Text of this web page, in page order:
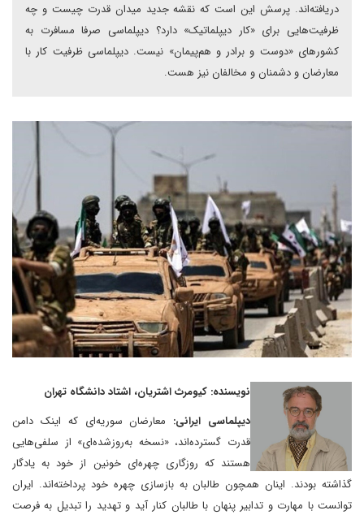
دریافته‌اند. پرسش این است که نقشه جدید میدان قدرت چیست و چه
ظرفیت‌هایی برای «کار دیپلماتیک» دارد؟ دیپلماسی صرفا مسافرت به
کشورهای «دوست و برادر و هم‌پیمان» نیست. دیپلماسی ظرفیت کار با
معارضان و دشمنان و مخالفان نیز هست.
نویسنده: کیومرث اشتریان، اشتاد دانشگاه تهران
دیپلماسی ایرانی: معارضان سوریه‌ای که اینک دامن
قدرت گسترده‌اند، «نسخه به‌روزشده‌ای» از سلفی‌هایی
هستند که روزگاری چهره‌ای خونین از خود به یادگار
گذاشته بودند. اینان همچون طالبان به بازسازی چهره خود پرداخته‌اند. ایران
توانست با مهارت و تدابیر پنهان با طالبان کنار آید و تهدید را تبدیل به فرصت